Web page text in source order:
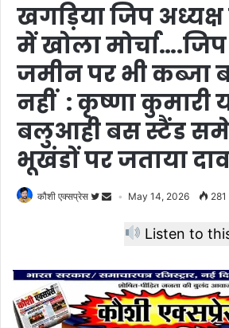
खगड़िया जिप अध्यक्ष
में खोला
जमीन पर भी कब्जा
नहीं : कृष्णा कुमारी
बलुआही बस स्टैंड
भूखंडों पर जताया
कौशी एक्सप्रेस May 14, 2026 281
Listen to